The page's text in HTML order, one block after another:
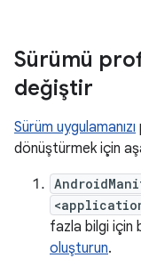
Sürümü
değiştir
Sürüm uygulamanızı
dönüştürmek için
fazla bilgi için
oluşturun.